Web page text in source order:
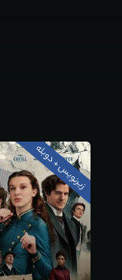
زیرنویس + دوبله